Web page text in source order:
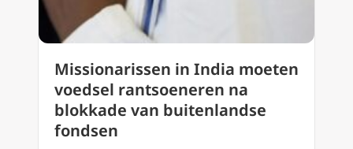
Missionarissen in India moeten
voedsel rantsoeneren na
blokkade van buitenlandse
fondsen